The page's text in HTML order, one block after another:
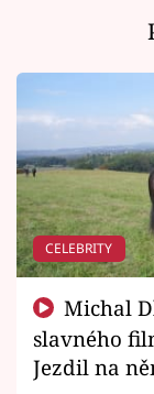
CELEBRITY
slavného
Jezdil na